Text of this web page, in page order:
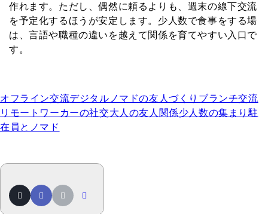
作れます。ただし、偶然に頼るよりも、週末の線下交流
を予定化するほうが安定します。少人数で食事をする場
は、言語や職種の違いを越えて関係を育てやすい入口で
す。
オフライン交流デジタルノマドの友人づくり ブランチ交流
リモートワーカーの社交大人の友人関係少人数の集まり駐
在員とノマド